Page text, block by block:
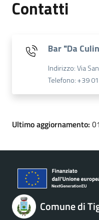
Contatti
Bar "Da
Indirizzo: Via
Telefono: +39
Ultimo aggiornamento:
Comune di